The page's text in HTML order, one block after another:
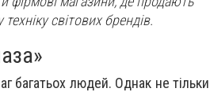
світових брендів.
багатьох людей. Однак не тільки